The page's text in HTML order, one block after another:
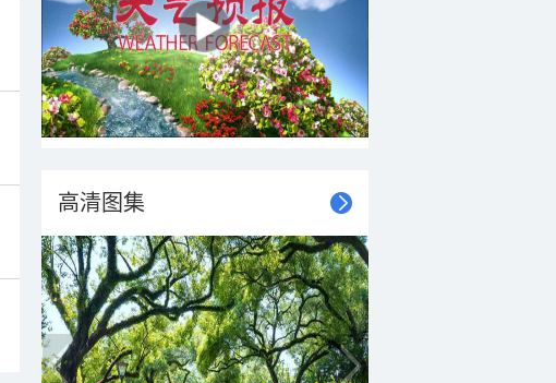
高清图集